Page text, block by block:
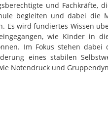
und Fachkräfte,
begleiten und dabei die
Es wird fundiertes Wissen
wie Kinder in
Im Fokus stehen dabei
eines stabilen
Notendruck und